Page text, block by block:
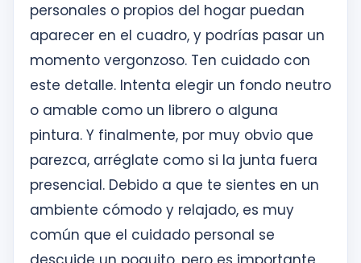
personales o propios del hogar puedan
aparecer en el cuadro, y podrías pasar un
momento vergonzoso. Ten cuidado con
este detalle. Intenta elegir un fondo neutro
o amable como un librero o alguna
pintura. Y finalmente, por muy obvio que
parezca, arréglate como si la junta fuera
presencial. Debido a que te sientes en un
ambiente cómodo y relajado, es muy
común que el cuidado personal se